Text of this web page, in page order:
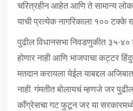
चरित्रहीन आहेत आणि ते सामान्य
याची प्रत्येक नागरिकाला १०० टक्के
पुढील विधानसभा निवडणुकीत ३५-४०
होणार नाही आणि भाजपाचा कट्टर
मतदान करायला येईल याबद्दल
नाही. गंमतीत बोलायचं म्हणजे जर पुढील
काँग्रेसचा गट फुटून जर या सरकारमध्ये